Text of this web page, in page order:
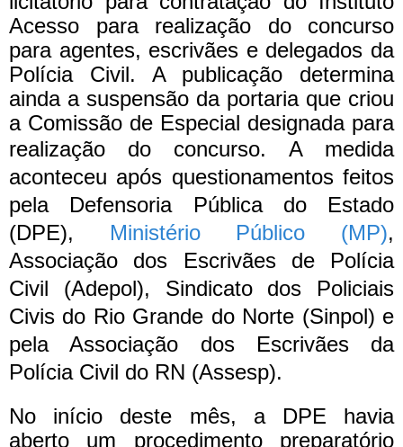
Acesso para realização do concurso
para agentes, escrivães e delegados da
Polícia Civil. A publicação determina
ainda a suspensão da portaria que criou
a Comissão de Especial designada para
realização do concurso.
A medida
aconteceu após questionamentos feitos
pela Defensoria Pública do Estado
(DPE), Ministério Público (MP),
Associação dos Escrivães de Polícia
Civil (Adepol), Sindicato dos Policiais
Civis do Rio Grande do Norte (Sinpol) e
pela Associação dos Escrivães da
Polícia Civil do RN (Assesp).
No início deste mês, a DPE havia
aberto um procedimento preparatório